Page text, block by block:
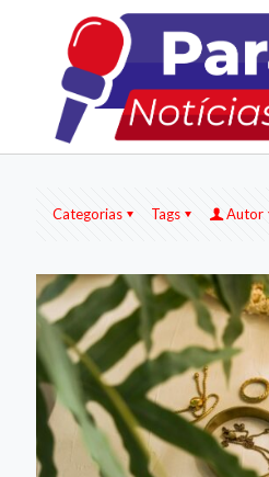
Categorias Tags Autor